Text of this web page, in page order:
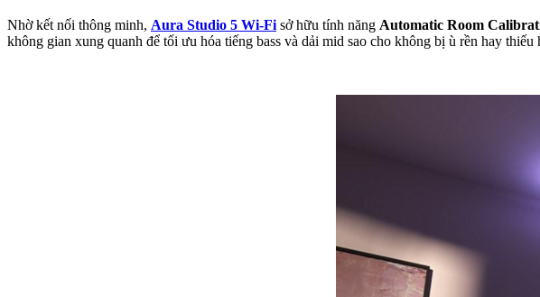
Nhờ kết nối thông minh, Aura Studio 5 Wi-Fi sở hữu tính năng Automatic Room
không gian xung quanh để tối ưu hóa tiếng bass và dải mid sao cho không bị ù rền hay thiếu